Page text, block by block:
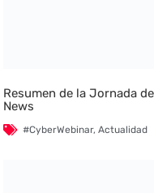
Resumen de la Jornada
News
#CyberWebinar,Actualidad